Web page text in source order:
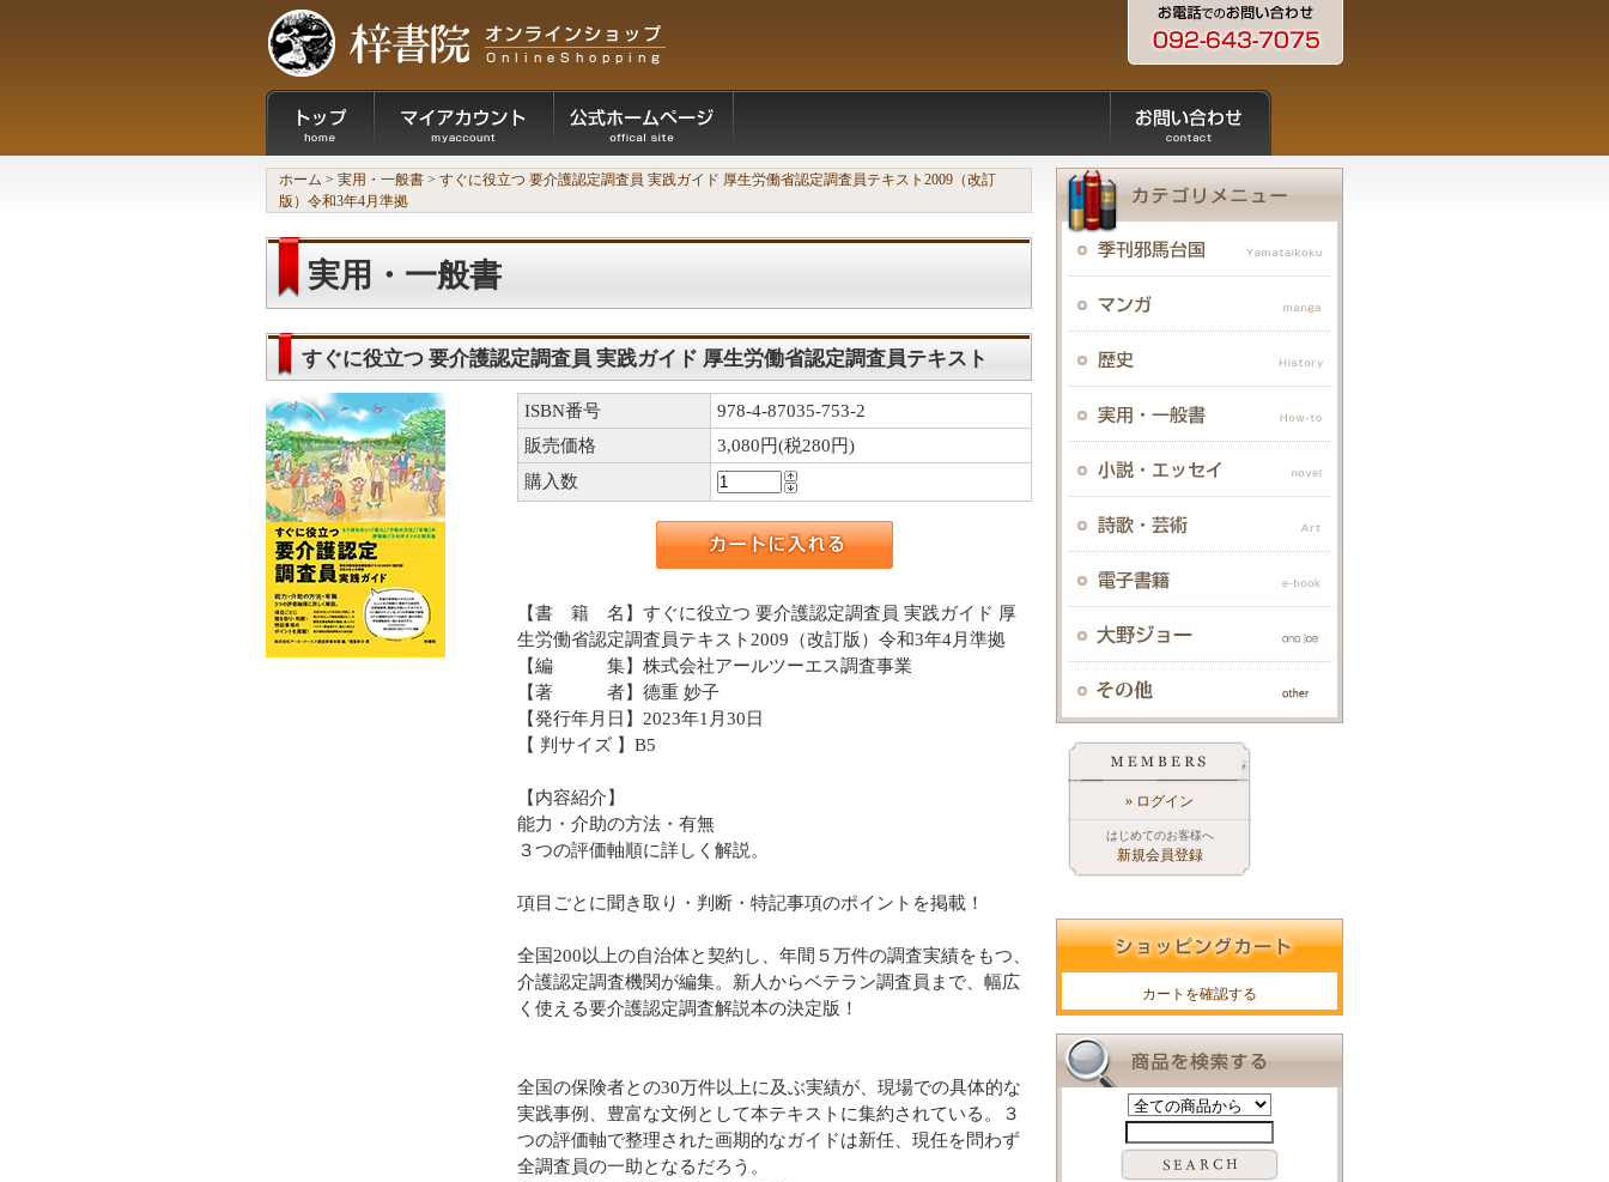
ホーム > 実用・一般書 > すぐに役立つ 要介護認定調査員 実践ガイド 厚生労働省認定調査員テキスト2009（改訂
版）令和3年4月準拠
実用・一般書
すぐに役立つ 要介護認定調査員 実践ガイド 厚生労働省認定調査員テキスト
2009（改訂版）令和3年4月準拠
ISBN番号
978-4-87035-753-2
販売価格
3,080円(税280円)
購入数
【書 籍 名】すぐに役立つ 要介護認定調査員 実践ガイド 厚
生労働省認定調査員テキスト2009（改訂版）令和3年4月準拠
【編 集】株式会社アールツーエス調査事業
【著 者】德重 妙子
【発行年月日】2023年1月30日
【 判サイズ 】B5
【内容紹介】
能力・介助の方法・有無
３つの評価軸順に詳しく解説。
項目ごとに聞き取り・判断・特記事項のポイントを掲載！
全国200以上の自治体と契約し、年間５万件の調査実績をもつ、
介護認定調査機関が編集。新人からベテラン調査員まで、幅広
く使える要介護認定調査解説本の決定版！
全国の保険者との30万件以上に及ぶ実績が、現場での具体的な
実践事例、豊富な文例として本テキストに集約されている。３
つの評価軸で整理された画期的なガイドは新任、現任を問わず
全調査員の一助となるだろう。
» ログイン
はじめてのお客様へ
新規会員登録
カートを確認する